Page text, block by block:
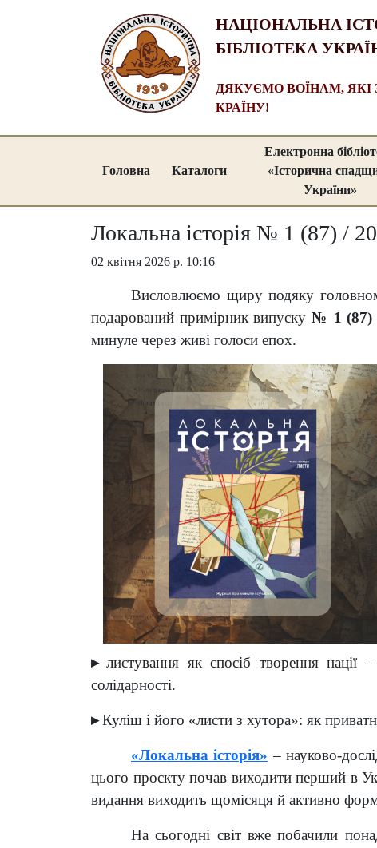
НАЦІОНАЛЬНА
БІБЛІОТЕКА
ДЯКУЄМО ВОЇНАМ,
КРАЇНУ!
Головна Каталоги
Електронна
«Історична
України»
Локальна історія № 1 (87) /
02 квітня 2026 р. 10:16
Висловлюємо щиру подяку
подарований примірник випуску№ 1 (87)
минуле через живі голоси епох.
▸ листування як спосіб творення нації
солідарності.
▸Куліш і його «листи з хутора»: як
«Локальна історія» – науково-
цього проєкту почав виходити перший в
видання виходить щомісяця й активно
На сьогодні світ вже побачили